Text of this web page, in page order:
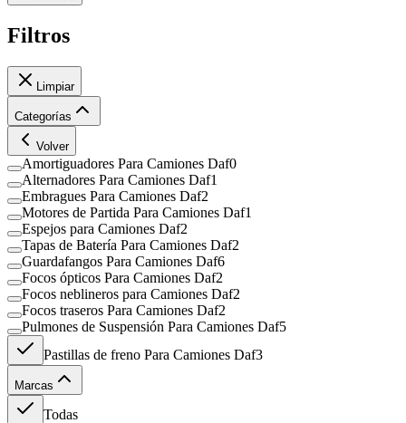
Filtros
Limpiar
Categorías
Volver
Amortiguadores Para Camiones Daf0
Alternadores Para Camiones Daf1
Embragues Para Camiones Daf2
Motores de Partida Para Camiones Daf1
Espejos para Camiones Daf2
Tapas de Batería Para Camiones Daf2
Guardafangos Para Camiones Daf6
Focos ópticos Para Camiones Daf2
Focos neblineros para Camiones Daf2
Focos traseros Para Camiones Daf2
Pulmones de Suspensión Para Camiones Daf5
Pastillas de freno Para Camiones Daf3
Marcas
Todas